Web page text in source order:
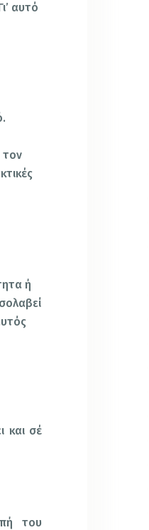
αυτό
τον
ή
και σέ
του